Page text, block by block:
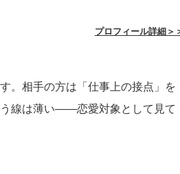
プロフィール詳細＞
。相手の方は「仕事上の接点」を
う線は薄い——恋愛対象として見て